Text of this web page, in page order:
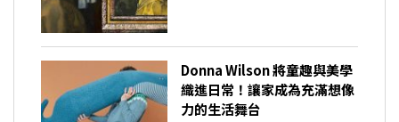
Donna Wilson 將童趣與美學
織進日常！讓家成為充滿想像
力的生活舞台